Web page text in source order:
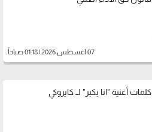
07 اغسطس 2026 | 01:18 صباحاً
كلمات أغنية "انا بكبر" لــ كايروكي